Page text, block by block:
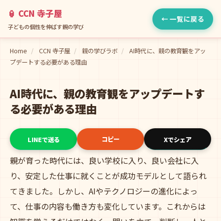
🏮 CCN 寺子屋
子どもの個性を伸ばす親の学び
← 一覧に戻る
Home / CCN 寺子屋 / 親の学びラボ /
AI時代に、親の教育観をアッ
プデートする必要がある理由
AI時代に、親の教育観をアップデートす
る必要がある理由
LINEで送る コピー Xでシェア
親が育った時代には、良い学校に入り、良い会社に入
り、安定した仕事に就くことが成功モデルとして語られ
てきました。しかし、AIやテクノロジーの進化によっ
て、仕事の内容も働き方も変化しています。これからは